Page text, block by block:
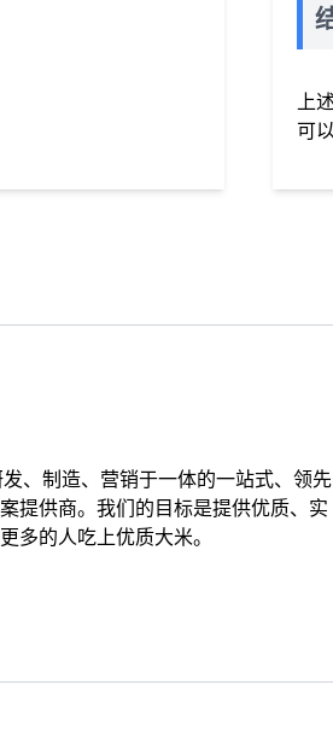
上
可
、制造、营销于一体的一站式、领先
提供商。我们的目标是提供优质、实
多的人吃上优质大米。